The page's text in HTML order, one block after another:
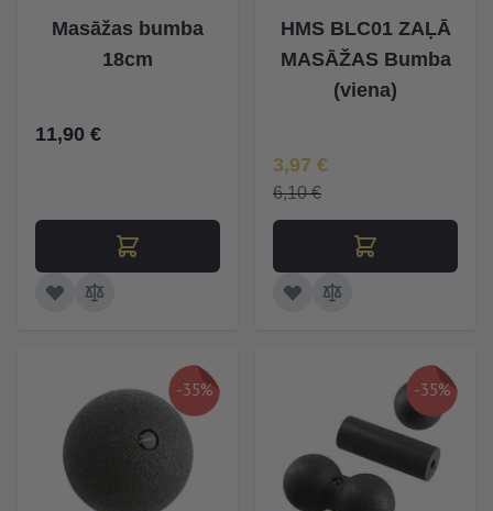
Masāžas bumba
18cm
11,90 €
HMS BLC01 ZAĻĀ
MASĀŽAS Bumba
(viena)
Īpaša Cena
3,97 €
6,10 €
-35% -35%